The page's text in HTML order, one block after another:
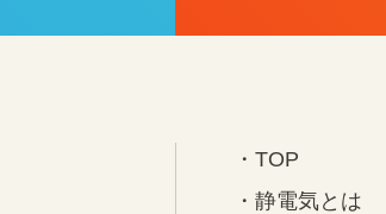
・TOP
・静電気とは